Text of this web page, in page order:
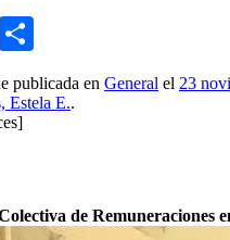
Twitter
publicada en General el 23
Estela E..
de Remuneraciones